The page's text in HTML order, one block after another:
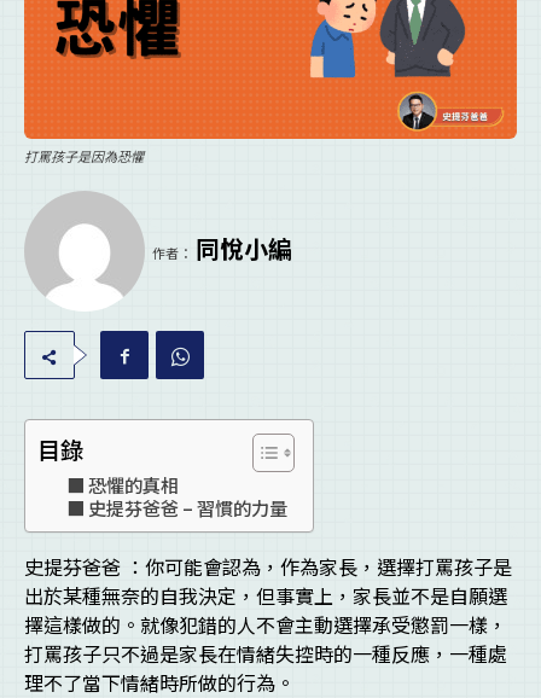
打罵孩子是因為恐懼
作者： 同悅小編
目錄
恐懼的真相
史提芬爸爸 – 習慣的力量
史提芬爸爸 ：你可能會認為，作為家長，選擇打罵孩子是
出於某種無奈的自我決定，但事實上，家長並不是自願選
擇這樣做的。就像犯錯的人不會主動選擇承受懲罰一樣，
打罵孩子只不過是家長在情緒失控時的一種反應，一種處
理不了當下情緒時所做的行為。